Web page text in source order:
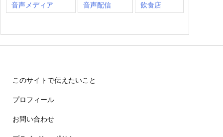
音声メディア 音声配信 飲食店
このサイトで伝えたいこと
プロフィール
お問い合わせ